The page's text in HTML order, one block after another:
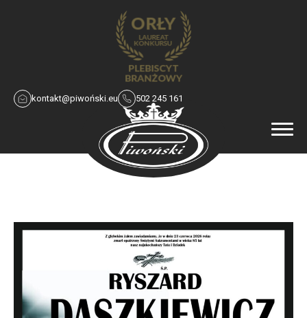
kontakt@piwoński.eu 502 245 161